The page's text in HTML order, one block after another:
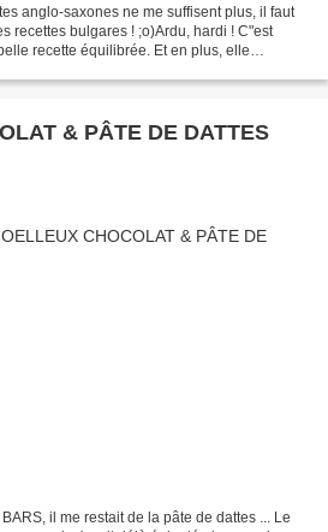
anglo-saxones ne me suffisent plus, il faut
recettes bulgares ! ;o)Ardu, hardi ! C"est
recette équilibrée. Et en plus, elle
& PÂTE DE DATTES
il me restait de la pâte de dattes ... Le